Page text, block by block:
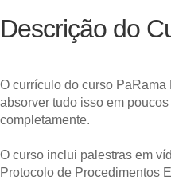
Descrição do
O currículo do curso
absorver tudo isso em
completamente.
O curso inclui palestras em
Protocolo de Procedimentos